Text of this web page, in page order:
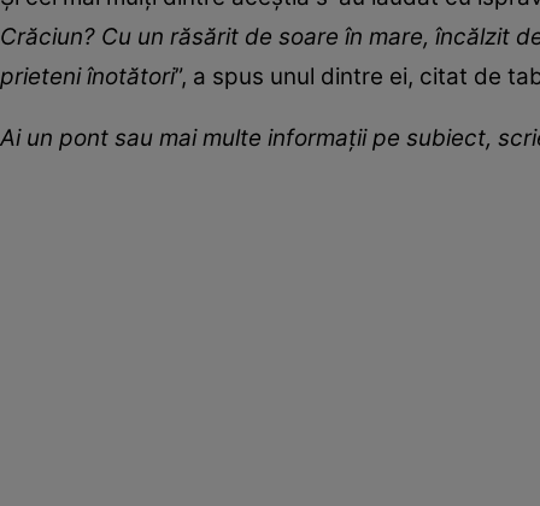
Crăciun? Cu un răsărit de soare în mare, încălzit
prieteni înotători”, a spus unul dintre ei, citat de
Ai un pont sau mai multe informații pe subiect,